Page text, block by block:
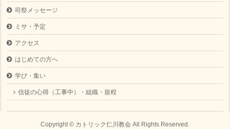
司祭メッセージ
ミサ・予定
アクセス
はじめての方へ
学び・集い
信徒の心得（工事中）・組織・規程
Copyright © カトリック仁川教会All Rights Reserved.